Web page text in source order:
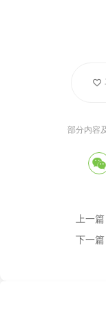
部分内容
上一篇
下一篇